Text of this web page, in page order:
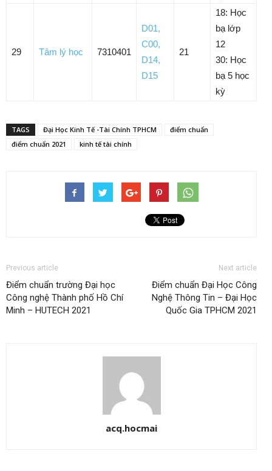
29 Tâm lý học 7310401
D01,
C00,
D14,
D15
21
18: Học
bạ lớp
12
30: Học
bạ 5 học
kỳ
TAGS Đại Học Kinh Tế -Tài Chính TPHCM
điểm chuẩn
điểm chuẩn 2021
kinh tế tài chính
Previous article
Điểm chuẩn trường Đại học
Công nghệ Thành phố Hồ Chí
Minh – HUTECH 2021
Next article
Điểm chuẩn Đại Học Công
Nghệ Thông Tin – Đại Học
Quốc Gia TPHCM 2021
acq.hocmai